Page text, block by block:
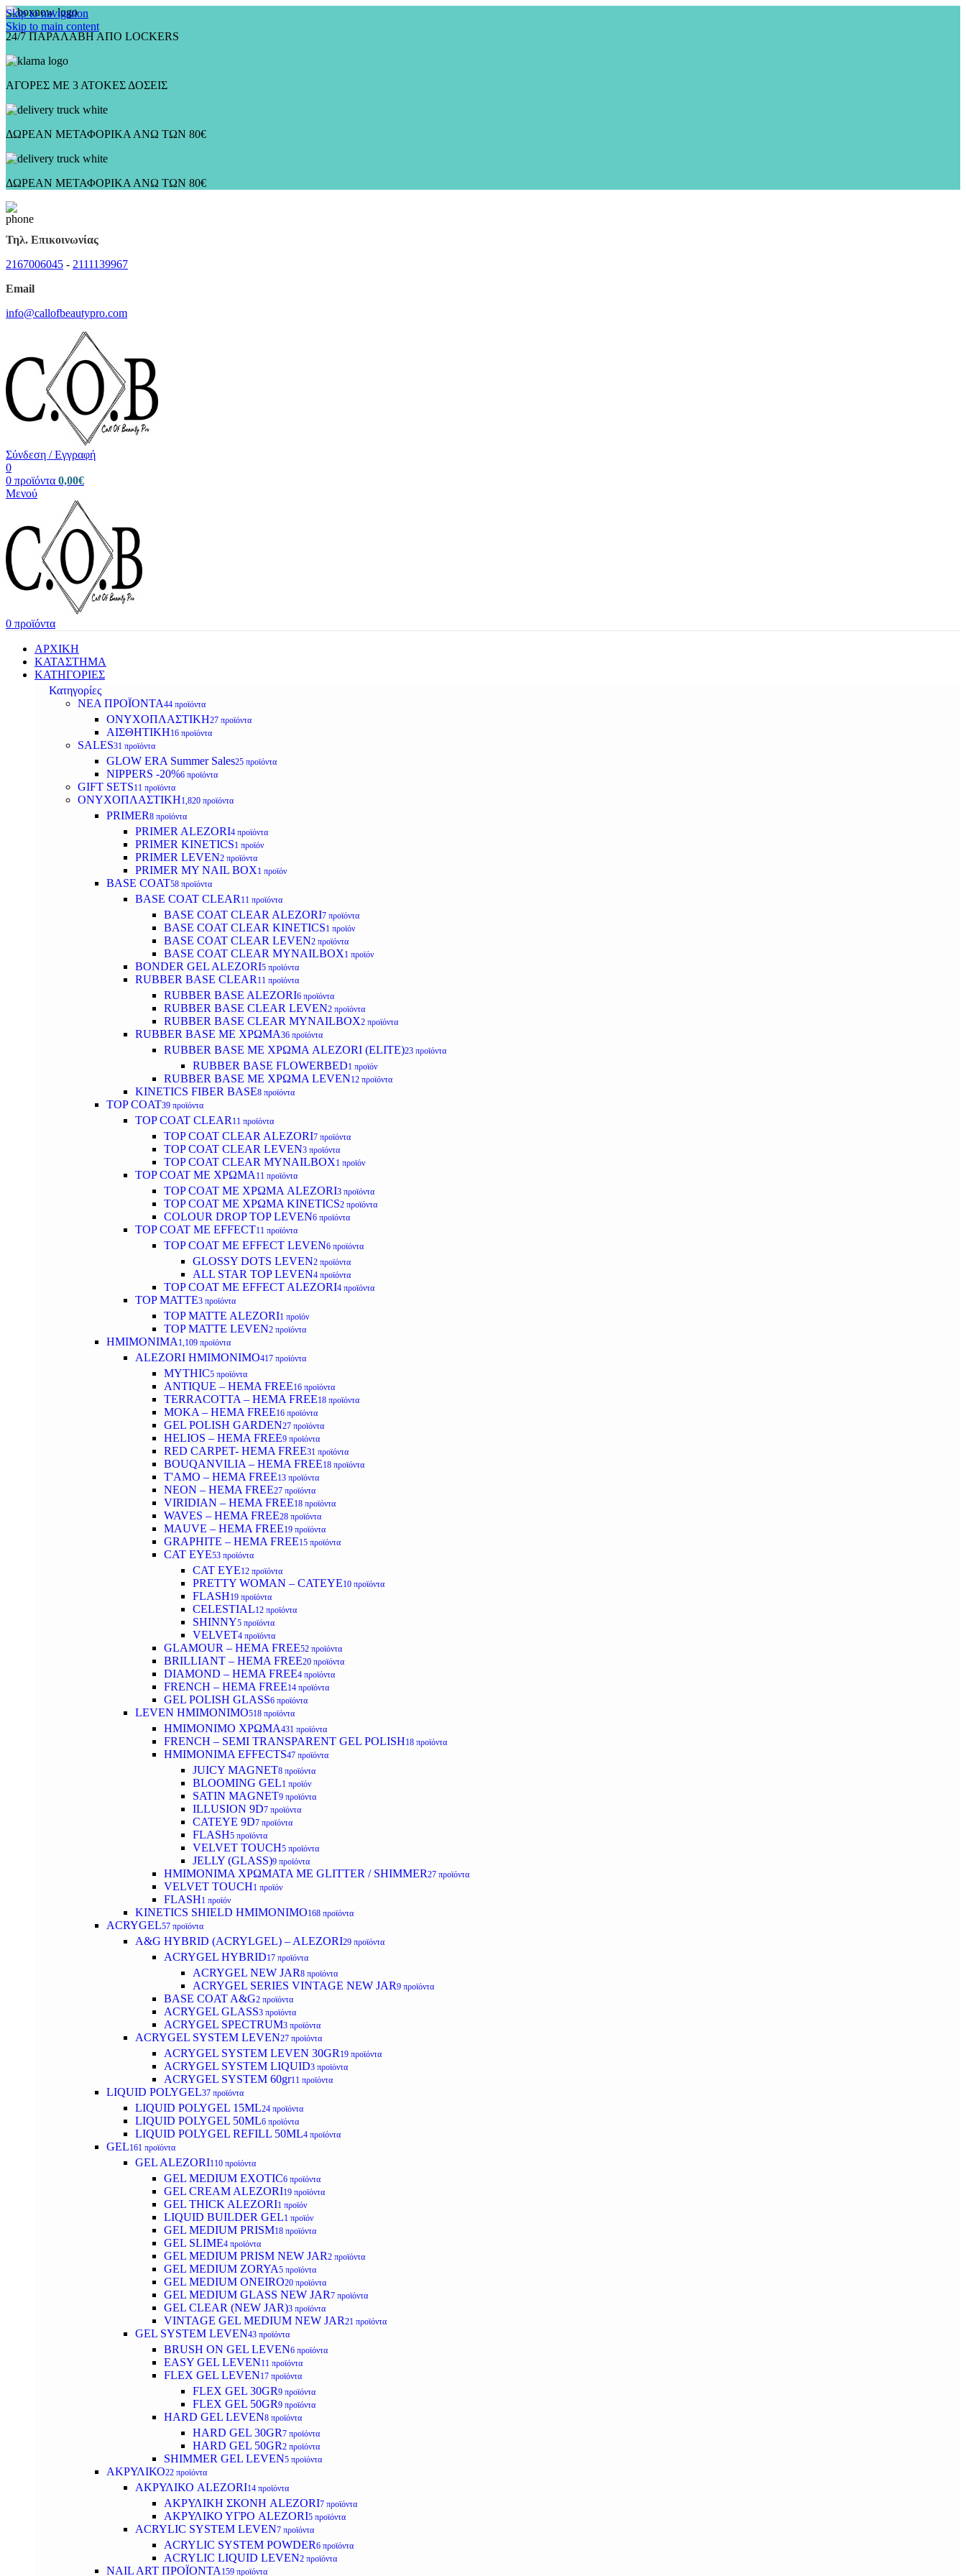
Skip to navigation
Skip to main content
24/7 ΠΑΡΑΛΑΒΗ ΑΠΟ LOCKERS
ΑΓΟΡΕΣ ΜΕ 3 ΑΤΟΚΕΣ ΔΟΣΕΙΣ
ΔΩΡΕΑΝ ΜΕΤΑΦΟΡΙΚΑ ΑΝΩ ΤΩΝ 80€
ΔΩΡΕΑΝ ΜΕΤΑΦΟΡΙΚΑ ΑΝΩ ΤΩΝ 80€
Τηλ. Επικοινωνίας
2167006045 - 2111139967
Email
info@callofbeautypro.com
Σύνδεση / Εγγραφή
0
0 προϊόντα 0,00€
Μενού
0 προϊόντα
ΑΡΧΙΚΗ
ΚΑΤΑΣΤΗΜΑ
ΚΑΤΗΓΟΡΙΕΣ
Κατηγορίες
ΝΕΑ ΠΡΟΪΟΝΤΑ44 προϊόντα
ΟΝΥΧΟΠΛΑΣΤΙΚΗ27 προϊόντα
ΑΙΣΘΗΤΙΚΗ16 προϊόντα
SALES31 προϊόντα
GLOW ERA Summer Sales25 προϊόντα
NIPPERS -20%6 προϊόντα
GIFT SETS11 προϊόντα
ΟΝΥΧΟΠΛΑΣΤΙΚΗ1,820 προϊόντα
PRIMER8 προϊόντα
PRIMER ALEZORI4 προϊόντα
PRIMER KINETICS1 προϊόν
PRIMER LEVEN2 προϊόντα
PRIMER MY NAIL BOX1 προϊόν
BASE COAT58 προϊόντα
BASE COAT CLEAR 11 προϊόντα
BASE COAT CLEAR ALEZORI7 προϊόντα
BASE COAT CLEAR KINETICS1 προϊόν
BASE COAT CLEAR LEVEN2 προϊόντα
BASE COAT CLEAR MYNAILBOX1 προϊόν
BONDER GEL ALEZORI5 προϊόντα
RUBBER BASE CLEAR 11 προϊόντα
RUBBER BASE ALEZORI6 προϊόντα
RUBBER BASE CLEAR LEVEN2 προϊόντα
RUBBER BASE CLEAR MYNAILBOX2 προϊόντα
RUBBER BASE ΜΕ ΧΡΩΜΑ36 προϊόντα
RUBBER BASE ΜΕ ΧΡΩΜΑ ALEZORI (ELITE)23 προϊόντα
RUBBER BASE FLOWERBED1 προϊόν
RUBBER BASE ΜΕ ΧΡΩΜΑ LEVEN12 προϊόντα
KINETICS FIBER BASE8 προϊόντα
TOP COAT39 προϊόντα
TOP COAT CLEAR 11 προϊόντα
TOP COAT CLEAR ALEZORI7 προϊόντα
TOP COAT CLEAR LEVEN3 προϊόντα
TOP COAT CLEAR MYNAILBOX1 προϊόν
TOP COAT ΜΕ ΧΡΩΜΑ 11 προϊόντα
TOP COAT ΜΕ ΧΡΩΜΑ ALEZORI3 προϊόντα
TOP COAT ΜΕ ΧΡΩΜΑ KINETICS2 προϊόντα
COLOUR DROP TOP LEVEN6 προϊόντα
TOP COAT ΜΕ EFFECT11 προϊόντα
TOP COAT ME EFFECT LEVEN6 προϊόντα
GLOSSY DOTS LEVEN2 προϊόντα
ALL STAR TOP LEVEN4 προϊόντα
TOP COAT ME EFFECT ALEZORI4 προϊόντα
TOP MATTE3 προϊόντα
TOP MATTE ALEZORI1 προϊόν
TOP MATTE LEVEN2 προϊόντα
ΗΜΙΜΟΝΙΜΑ 1,109 προϊόντα
ALEZORI ΗΜΙΜΟΝΙΜΟ417 προϊόντα
MYTHIC5 προϊόντα
ANTIQUE – HEMA FREE16 προϊόντα
TERRACOTTA – HEMA FREE18 προϊόντα
MOKA – HEMA FREE16 προϊόντα
GEL POLISH GARDEN27 προϊόντα
HELIOS – HEMA FREE9 προϊόντα
RED CARPET- HEMA FREE31 προϊόντα
BOUQANVILIA – HEMA FREE18 προϊόντα
T'AMO – HEMA FREE13 προϊόντα
NEON – HEMA FREE27 προϊόντα
VIRIDIAN – HEMA FREE18 προϊόντα
WAVES – HEMA FREE28 προϊόντα
MAUVE – HEMA FREE19 προϊόντα
GRAPHITE – HEMA FREE15 προϊόντα
CAT EYE53 προϊόντα
CAT EYE12 προϊόντα
PRETTY WOMAN – CATEYE10 προϊόντα
FLASH19 προϊόντα
CELESTIAL12 προϊόντα
SHINNY5 προϊόντα
VELVET4 προϊόντα
GLAMOUR – HEMA FREE52 προϊόντα
BRILLIANT – HEMA FREE20 προϊόντα
DIAMOND – HEMA FREE4 προϊόντα
FRENCH – HEMA FREE14 προϊόντα
GEL POLISH GLASS6 προϊόντα
LEVEN ΗΜΙΜΟΝΙΜΟ518 προϊόντα
ΗΜΙΜΟΝΙΜΟ ΧΡΩΜΑ431 προϊόντα
FRENCH – SEMI TRANSPARENT GEL POLISH18 προϊόντα
HMIMONIMA EFFECTS47 προϊόντα
JUICY MAGNET8 προϊόντα
BLOOMING GEL1 προϊόν
SATIN MAGNET9 προϊόντα
ILLUSION 9D7 προϊόντα
CATEYE 9D7 προϊόντα
FLASH5 προϊόντα
VELVET TOUCH5 προϊόντα
JELLY (GLASS)9 προϊόντα
ΗΜΙΜΟΝΙΜA ΧΡΩΜΑΤΑ ΜΕ GLITTER / SHIMMER27 προϊόντα
VELVET TOUCH1 προϊόν
FLASH1 προϊόν
KINETICS SHIELD ΗΜΙΜΟΝΙΜΟ168 προϊόντα
ACRYGEL57 προϊόντα
A&G HYBRID (ACRYLGEL) – ALEZORI29 προϊόντα
ACRYGEL HYBRID17 προϊόντα
ACRYGEL NEW JAR8 προϊόντα
ACRYGEL SERIES VINTAGE NEW JAR9 προϊόντα
BASE COAT A&G2 προϊόντα
ACRYGEL GLASS3 προϊόντα
ACRYGEL SPECTRUM3 προϊόντα
ACRYGEL SYSTEM LEVEN27 προϊόντα
ACRYGEL SYSTEM LEVEN 30GR 19 προϊόντα
ACRYGEL SYSTEM LIQUID3 προϊόντα
ACRYGEL SYSTEM 60gr11 προϊόντα
LIQUID POLYGEL37 προϊόντα
LIQUID POLYGEL 15ML24 προϊόντα
LIQUID POLYGEL 50ML6 προϊόντα
LIQUID POLYGEL REFILL 50ML4 προϊόντα
GEL161 προϊόντα
GEL ALEZORI110 προϊόντα
GEL MEDIUM EXOTIC6 προϊόντα
GEL CREAM ALEZORI19 προϊόντα
GEL THICK ALEZORI1 προϊόν
LIQUID BUILDER GEL1 προϊόν
GEL MEDIUM PRISM18 προϊόντα
GEL SLIME4 προϊόντα
GEL MEDIUM PRISM NEW JAR2 προϊόντα
GEL MEDIUM ZORYA5 προϊόντα
GEL MEDIUM ONEIRO20 προϊόντα
GEL MEDIUM GLASS NEW JAR7 προϊόντα
GEL CLEAR (NEW JAR)3 προϊόντα
VINTAGE GEL MEDIUM NEW JAR21 προϊόντα
GEL SYSTEM LEVEN43 προϊόντα
BRUSH ON GEL LEVEN6 προϊόντα
EASY GEL LEVEN11 προϊόντα
FLEX GEL LEVEN17 προϊόντα
FLEX GEL 30GR9 προϊόντα
FLEX GEL 50GR9 προϊόντα
HARD GEL LEVEN8 προϊόντα
HARD GEL 30GR7 προϊόντα
HARD GEL 50GR2 προϊόντα
SHIMMER GEL LEVEN5 προϊόντα
ΑΚΡΥΛΙΚΟ22 προϊόντα
ΑΚΡΥΛΙΚΟ ALEZORI14 προϊόντα
ΑΚΡΥΛΙΚΗ ΣΚΟΝΗ ALEZORI7 προϊόντα
ΑΚΡΥΛΙΚΟ ΥΓΡΟ ALEZORI5 προϊόντα
ACRYLIC SYSTEM LEVEN7 προϊόντα
ACRYLIC SYSTEM POWDER6 προϊόντα
ACRYLIC LIQUID LEVEN2 προϊόντα
NAIL ART ΠΡΟΪΟΝΤΑ 159 προϊόντα